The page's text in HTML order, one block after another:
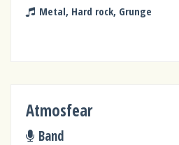
Metal, Hard rock, Grunge
Atmosfear
Band